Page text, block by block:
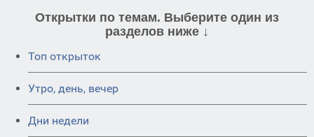
Открытки по темам. Выберите один из
разделов ниже ↓
Топ открыток
Утро, день, вечер
Дни недели